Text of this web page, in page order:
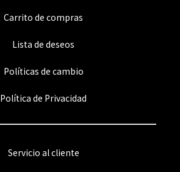
Carrito de compras
Lista de deseos
Políticas de cambio
Política de Privacidad
Servicio al cliente